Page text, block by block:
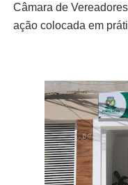
Câmara de
ação colocada em